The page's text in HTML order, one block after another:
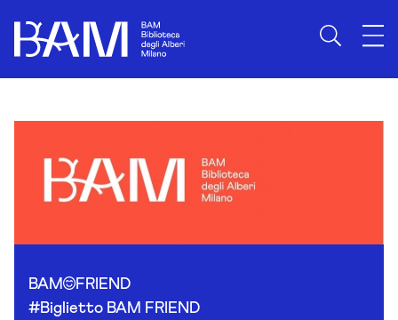
BAM
FRIEND
#Biglietto BAM FRIEND